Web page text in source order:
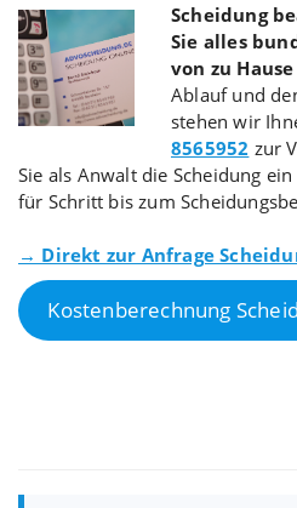
Scheidung
Sie alles
von zu
Ablauf und
stehen wir
8565952 zur
Sie als Anwalt die Scheidung
für Schritt bis zum
→ Direkt zur Anfrage
Kostenberechnung